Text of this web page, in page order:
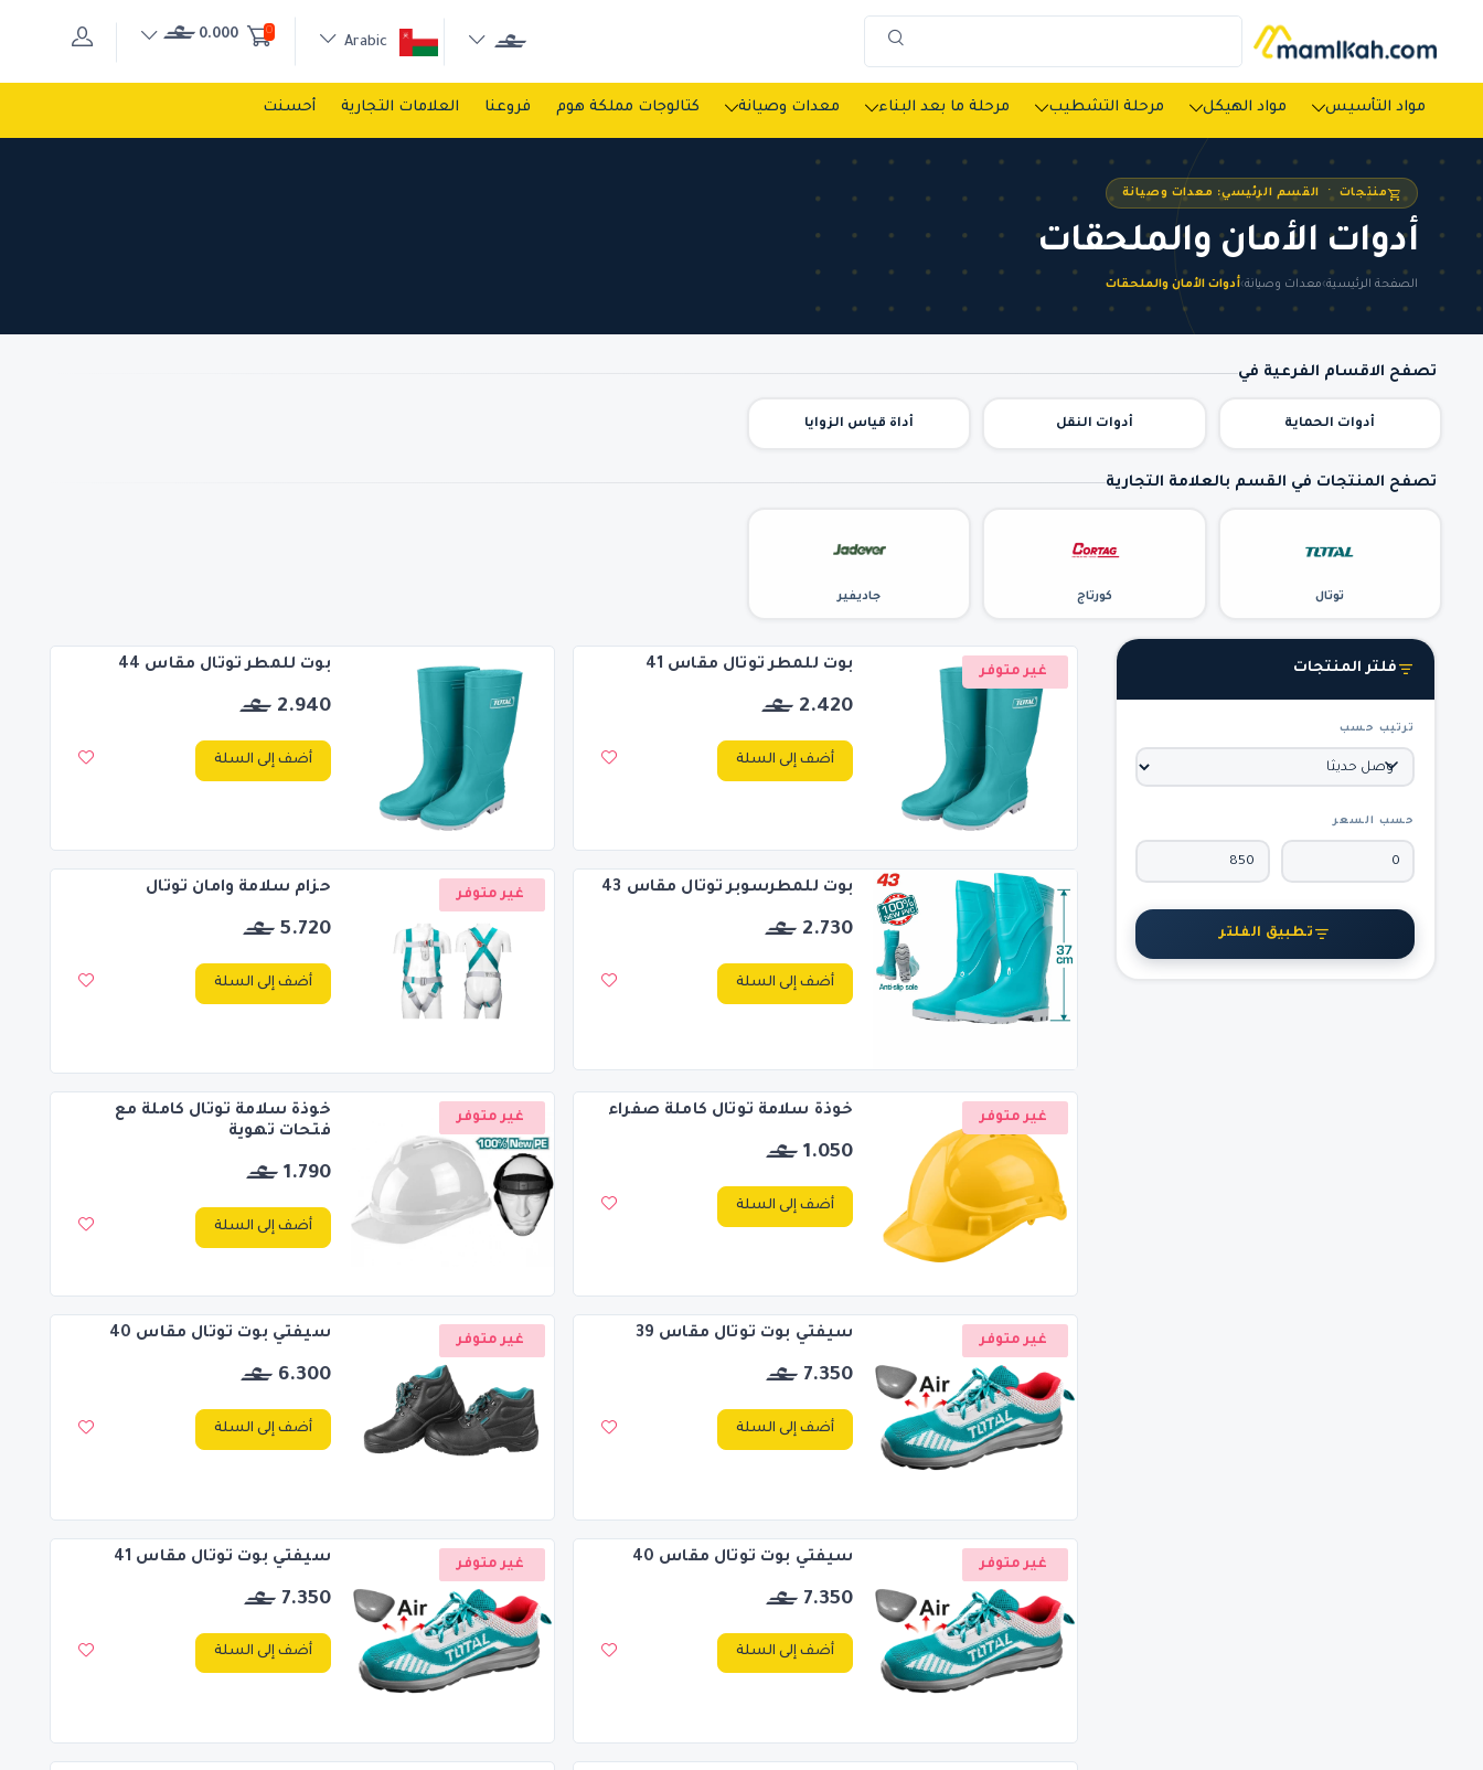
0
0.000
مواد التأسيس مواد الهيكل مرحلة التشطيب مرحلة ما بعد البناء معدات وصيانة كتالوجات مملكة هوم فروعنا العلامات التجارية أحسنت
منتجات · القسم الرئيسي: معدات وصيانة
أدوات الأمان والملحقات
الصفحة الرئيسية›معدات وصيانة›أدوات الأمان والملحقات
تصفح الاقسام الفرعية في
أدوات الحماية أدوات النقل أداة قياس الزوايا
تصفح المنتجات في القسم بالعلامة التجارية
توتال كورتاج جاديفير
فلتر المنتجات
ترتيب حسب
حسب السعر
تطبيق الفلتر
غير متوفر بوت للمطر توتال مقاس 41
2.420
أضف إلى السلة
بوت للمطر توتال مقاس 44
2.940
أضف إلى السلة
بوت للمطرسوبر توتال مقاس 43
2.730
أضف إلى السلة
غير متوفر حزام سلامة وامان توتال
5.720
أضف إلى السلة
غير متوفر خوذة سلامة توتال كاملة صفراء
1.050
أضف إلى السلة
غير متوفر
خوذة سلامة توتال كاملة مع
فتحات تهوية
1.790
أضف إلى السلة
غير متوفر سيفتي بوت توتال مقاس 39
7.350
أضف إلى السلة
غير متوفر سيفتي بوت توتال مقاس 40
6.300
أضف إلى السلة
غير متوفر سيفتي بوت توتال مقاس 40
7.350
أضف إلى السلة
غير متوفر سيفتي بوت توتال مقاس 41
7.350
أضف إلى السلة